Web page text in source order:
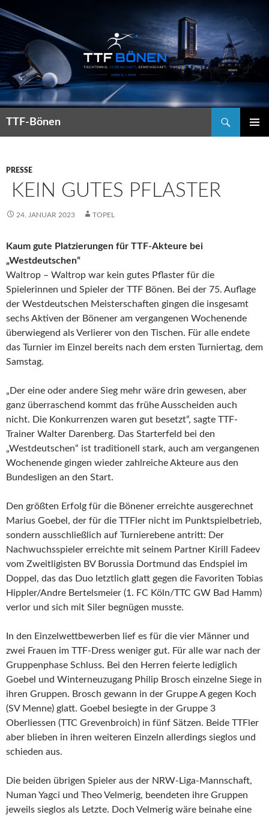
TTF-Bönen
PRESSE
KEIN GUTES PFLASTER
24. JANUAR 2023 TOPEL
Kaum gute Platzierungen für TTF-Akteure bei
„Westdeutschen“
Waltrop – Waltrop war kein gutes Pflaster für die
Spielerinnen und Spieler der TTF Bönen. Bei der 75. Auflage
der Westdeutschen Meisterschaften gingen die insgesamt
sechs Aktiven der Bönener am vergangenen Wochenende
überwiegend als Verlierer von den Tischen. Für alle endete
das Turnier im Einzel bereits nach dem ersten Turniertag, dem
Samstag.
„Der eine oder andere Sieg mehr wäre drin gewesen, aber
ganz überraschend kommt das frühe Ausscheiden auch
nicht. Die Konkurrenzen waren gut besetzt“, sagte TTF-
Trainer Walter Darenberg. Das Starterfeld bei den
„Westdeutschen“ ist traditionell stark, auch am vergangenen
Wochenende gingen wieder zahlreiche Akteure aus den
Bundesligen an den Start.
Den größten Erfolg für die Bönener erreichte ausgerechnet
Marius Goebel, der für die TTFler nicht im Punktspielbetrieb,
sondern ausschließlich auf Turnierebene antritt: Der
Nachwuchsspieler erreichte mit seinem Partner Kirill Fadeev
vom Zweitligisten BV Borussia Dortmund das Endspiel im
Doppel, das das Duo letztlich glatt gegen die Favoriten Tobias
Hippler/Andre Bertelsmeier (1. FC Köln/TTC GW Bad Hamm)
verlor und sich mit Siler begnügen musste.
In den Einzelwettbewerben lief es für die vier Männer und
zwei Frauen im TTF-Dress weniger gut. Für alle war nach der
Gruppenphase Schluss. Bei den Herren feierte lediglich
Goebel und Winterneuzugang Philip Brosch einzelne Siege in
ihren Gruppen. Brosch gewann in der Gruppe A gegen Koch
(SV Menne) glatt. Goebel besiegte in der Gruppe 3
Oberliessen (TTC Grevenbroich) in fünf Sätzen. Beide TTFler
aber blieben in ihren weiteren Einzeln allerdings sieglos und
schieden aus.
Die beiden übrigen Spieler aus der NRW-Liga-Mannschaft,
Numan Yagci und Theo Velmerig, beendeten ihre Gruppen
jeweils sieglos als Letzte. Doch Velmerig wäre beinahe eine